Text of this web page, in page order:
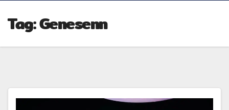
Tag:Genesenn